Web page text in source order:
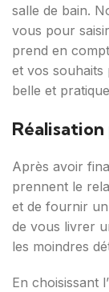
salle de bain.
vous pour
prend en
et vos souhaits
belle et
Après avoir
prennent le
et de fournir
de vous livrer
les moindres
En choisissant